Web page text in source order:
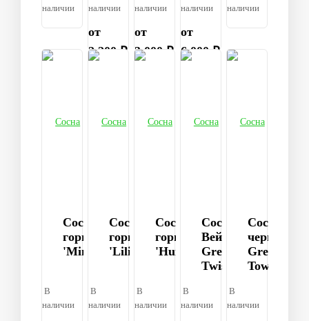
наличии
наличии
от
2 200 ₽
наличии
от
3 000 ₽
наличии
от
6 000 ₽
наличии
Сосна
горная
'Miniglobus'
В
наличии
Сосна
горная
'Liliput'
В
наличии
Сосна
горная
'Humpy'
В
наличии
Сосна
Веймутова
Green
Twist
В
наличии
Сосна
черная
Green
Tower
В
наличии